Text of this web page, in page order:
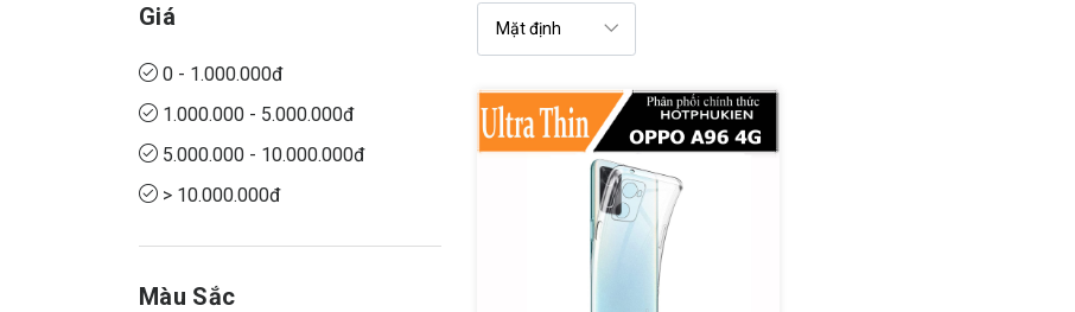
Giá
0 - 1.000.000đ
1.000.000 - 5.000.000đ
5.000.000 - 10.000.000đ
> 10.000.000đ
Màu Sắc